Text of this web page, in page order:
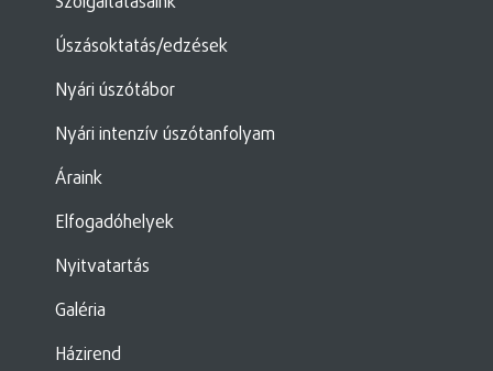
Úszásoktatás/edzések
Nyári úszótábor
Nyári intenzív úszótanfolyam
Áraink
Elfogadóhelyek
Nyitvatartás
Galéria
Házirend